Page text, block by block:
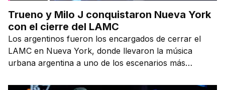
Trueno y Milo J conquistaron Nueva York
con el cierre del LAMC
Los argentinos fueron los encargados de cerrar el
LAMC en Nueva York, donde llevaron la música
urbana argentina a uno de los escenarios más